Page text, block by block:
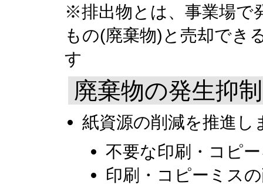
※排出物とは、事業場で
もの(廃棄物)と売却でき
す
廃棄物の発生抑制
紙資源の削減を推進し
不要な印刷・コピ
印刷・コピーミス